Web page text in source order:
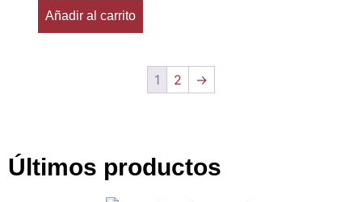
Añadir al carrito
1 2 →
Últimos productos